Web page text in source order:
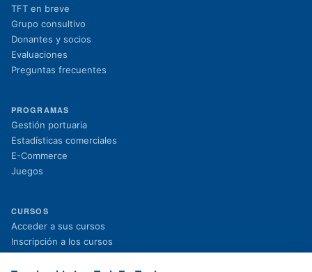
TFT en breve
Grupo consultivo
Donantes y socios
Evaluaciones
Preguntas frecuentes
PROGRAMAS
Gestión portuaria
Estadísticas comerciales
E-Commerce
Juegos
CURSOS
Acceder a sus cursos
Inscripción a los cursos
Proyectos en curso